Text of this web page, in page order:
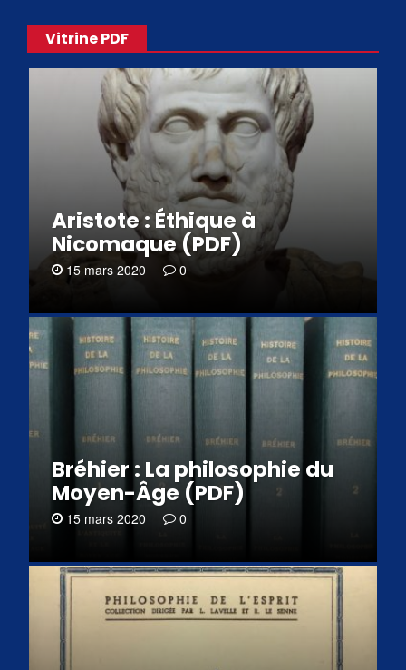
Vitrine PDF
Aristote : Éthique à
Nicomaque (PDF)
15 mars 2020 0
Bréhier : La philosophie du
Moyen-Âge (PDF)
15 mars 2020 0